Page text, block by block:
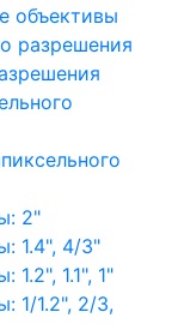
объективы
разрешения
2"
1.4", 4/3"
1.1", 1"
1/1.2", 2/3,